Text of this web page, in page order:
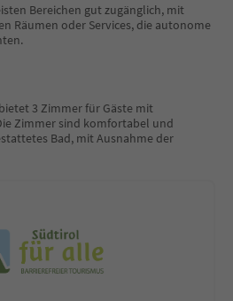
Bereichen gut zugänglich, mit
Räumen oder Services, die autonome
3 Zimmer für Gäste mit
Zimmer sind komfortabel und
Bad, mit Ausnahme der